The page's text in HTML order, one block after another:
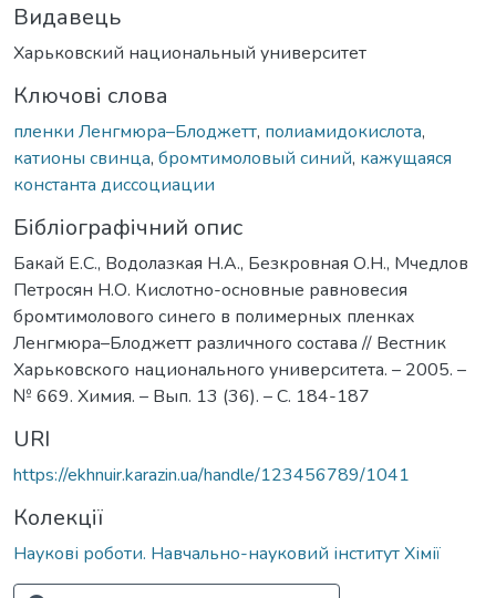
Видавець
Харьковский национальный университет
Ключові слова
пленки Ленгмюра–Блоджетт, полиамидокислота,
катионы свинца, бромтимоловый синий, кажущаяся
константа диссоциации
Бібліографічний опис
Бакай Е.С., Водолазкая Н.А., Безкровная О.Н., Мчедлов
Петросян Н.О. Кислотно-основные равновесия
бромтимолового синего в полимерных пленках
Ленгмюра–Блоджетт различного состава // Вестник
Харьковского национального университета. – 2005. –
№ 669. Химия. – Вып. 13 (36). – С. 184-187
URI
https://ekhnuir.karazin.ua/handle/123456789/1041
Колекції
Наукові роботи. Навчально-науковий інститут Хімії